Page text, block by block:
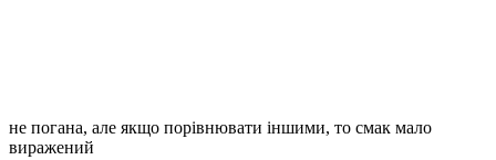
не погана, але якщо порівнювати іншими, то смак мало
виражений